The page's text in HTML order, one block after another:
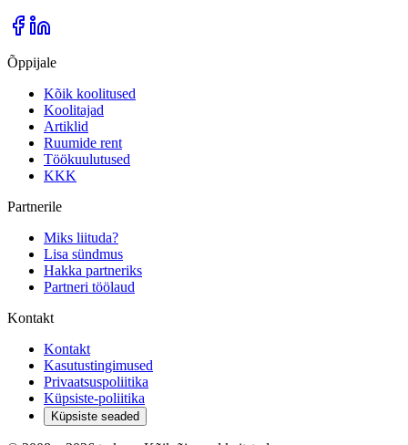
Õppijale
Kõik koolitused
Koolitajad
Artiklid
Ruumide rent
Töökuulutused
KKK
Partnerile
Miks liituda?
Lisa sündmus
Hakka partneriks
Partneri töölaud
Kontakt
Kontakt
Kasutustingimused
Privaatsuspoliitika
Küpsiste-poliitika
Küpsiste seaded